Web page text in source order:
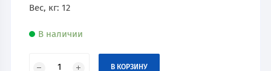
Вес, кг: 12
В наличии
В КОРЗИНУ